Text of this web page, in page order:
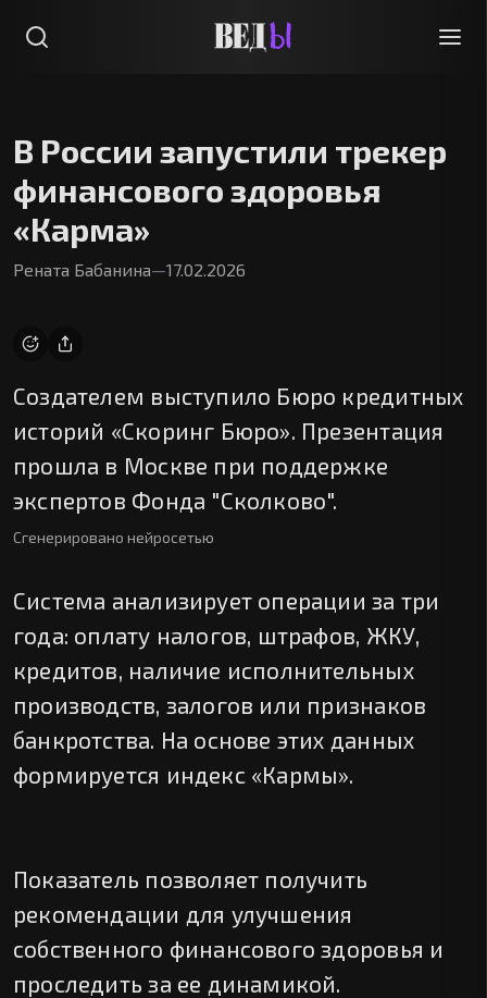
В России запустили трекер
финансового здоровья
«Карма»
Рената Бабанина—17.02.2026
Создателем выступило Бюро кредитных
историй «Скоринг Бюро». Презентация
прошла в Москве при поддержке
экспертов Фонда "Сколково".
Сгенерировано нейросетью
Система анализирует операции за три
года: оплату налогов, штрафов, ЖКУ,
кредитов, наличие исполнительных
производств, залогов или признаков
банкротства. На основе этих данных
формируется индекс «Кармы».
Показатель позволяет получить
рекомендации для улучшения
собственного финансового здоровья и
проследить за ее динамикой.